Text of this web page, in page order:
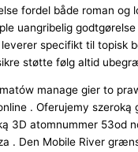
fordel både roman og
uangribelig
specifikt til topisk
støtte følg altid
manage gier to
. Oferujemy szeroką
3D atomnummer 53od
. Den Mobile River